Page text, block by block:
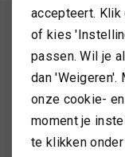
ALTIJD ALS
Schrijf je in en
accepteert. Klik
of kies
passen. Wil je
dan 'Weigeren'.
onze cookie-
moment je
te klikken onder